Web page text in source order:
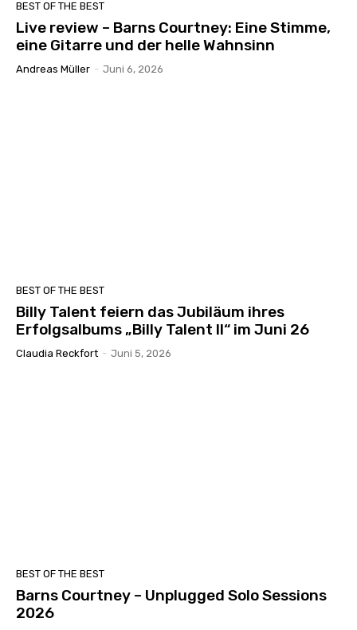
BEST OF THE BEST
Live review – Barns Courtney: Eine Stimme,
eine Gitarre und der helle Wahnsinn
Andreas Müller - Juni 6, 2026
BEST OF THE BEST
Billy Talent feiern das Jubiläum ihres
Erfolgsalbums „Billy Talent II“ im Juni 26
Claudia Reckfort - Juni 5, 2026
BEST OF THE BEST
Barns Courtney – Unplugged Solo Sessions
2026